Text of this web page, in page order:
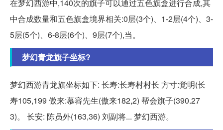
在梦幻西游中,140次的旗子可以通过五色旗盒进行合成,其
中合成数量和五色旗盒境界相关:0层(3个)、1-2层(4个)、3-
5层(5个)、6-8层(6个)、9层(7个),当。
梦幻青龙旗子坐标?
梦幻西游青龙旗坐标如下: 长寿:长寿村村长 方寸:觉明(长
寿105,199 傲来:慕容先生(傲来182,2) 帮会旗子(390.27
3)。 长安: 陈员外(163,36) 刘副将... 梦幻西游。